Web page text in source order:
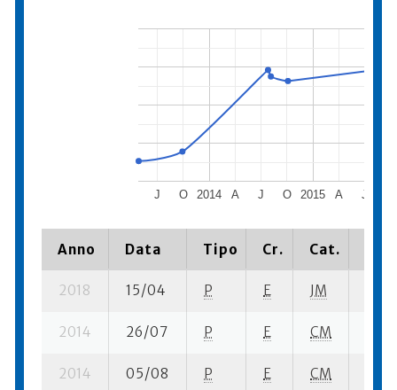
2014 2015
J O A J O A J
Anno Data Tipo Cr. Cat.
2018 15/04 P E JM
2014 26/07 P E CM
2014 05/08 P E CM